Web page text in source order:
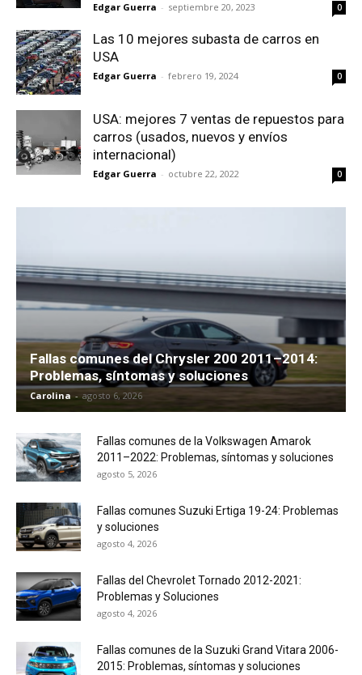
Edgar Guerra - septiembre 20, 2023 0
Las 10 mejores subasta de carros en
USA
Edgar Guerra - febrero 19, 2024 0
USA: mejores 7 ventas de repuestos para
carros (usados, nuevos y envíos
internacional)
Edgar Guerra - octubre 22, 2022 0
Fallas comunes del Chrysler 200 2011–2014:
Problemas, síntomas y soluciones
Carolina - agosto 6, 2026
Fallas comunes de la Volkswagen Amarok
2011–2022: Problemas, síntomas y soluciones
agosto 5, 2026
Fallas comunes Suzuki Ertiga 19-24: Problemas
y soluciones
agosto 4, 2026
Fallas del Chevrolet Tornado 2012-2021:
Problemas y Soluciones
agosto 4, 2026
Fallas comunes de la Suzuki Grand Vitara 2006-
2015: Problemas, síntomas y soluciones